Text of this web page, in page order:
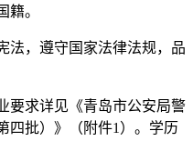
。
，遵守国家法律法规，品
求详见《青岛市公安局警
四批）》（附件1）。学历